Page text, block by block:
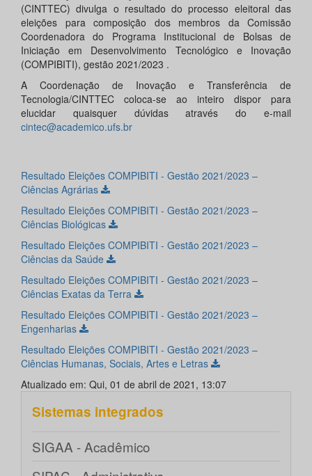
(CINTTEC) divulga o resultado do processo eleitoral das
eleições para composição dos membros da Comissão
Coordenadora do Programa Institucional de Bolsas de
Iniciação em Desenvolvimento Tecnológico e Inovação
(COMPIBITI), gestão 2021/2023 .
A Coordenação de Inovação e Transferência de
Tecnologia/CINTTEC coloca-se ao inteiro dispor para
elucidar quaisquer dúvidas através do e-mail
cintec@academico.ufs.br
Resultado Eleições COMPIBITI - Gestão 2021/2023 –
Ciências Agrárias
Resultado Eleições COMPIBITI - Gestão 2021/2023 –
Ciências Biológicas
Resultado Eleições COMPIBITI - Gestão 2021/2023 –
Ciências da Saúde
Resultado Eleições COMPIBITI - Gestão 2021/2023 –
Ciências Exatas da Terra
Resultado Eleições COMPIBITI - Gestão 2021/2023 –
Engenharias
Resultado Eleições COMPIBITI - Gestão 2021/2023 –
Ciências Humanas, Sociais, Artes e Letras
Atualizado em: Qui, 01 de abril de 2021, 13:07
Sistemas integrados
SIGAA - Acadêmico